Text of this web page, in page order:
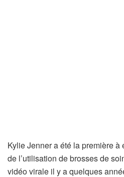
Kylie Jenner a été la première
de l’utilisation de brosses de
vidéo virale il y a quelques